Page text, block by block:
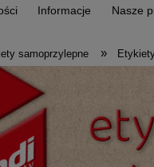
Informacje Nasze
samoprzylepne »